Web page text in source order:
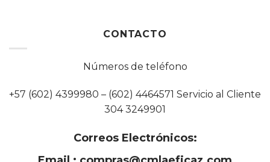
CONTACTO
Números de teléfono
+57 (602) 4399980 – (602) 4464571 Servicio al Cliente
304 3249901
Correos Electrónicos: